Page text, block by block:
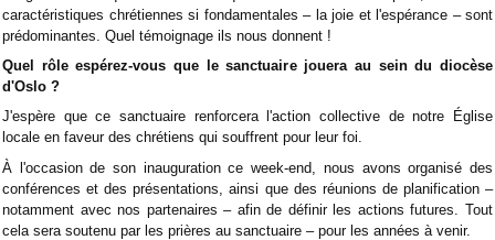
caractéristiques chrétiennes si fondamentales – la joie et l'espérance – sont
prédominantes. Quel témoignage ils nous donnent !
Quel rôle espérez-vous que le sanctuaire jouera au sein du diocèse
d'Oslo ?
J'espère que ce sanctuaire renforcera l'action collective de notre Église
locale en faveur des chrétiens qui souffrent pour leur foi.
À l'occasion de son inauguration ce week-end, nous avons organisé des
conférences et des présentations, ainsi que des réunions de planification –
notamment avec nos partenaires – afin de définir les actions futures. Tout
cela sera soutenu par les prières au sanctuaire – pour les années à venir.